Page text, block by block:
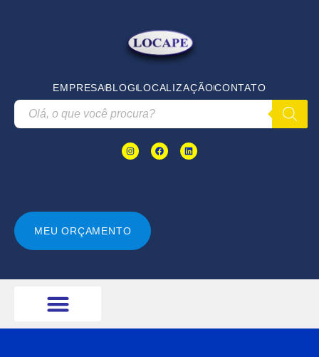
EMPRESABLOGLOCALIZAÇÃOCONTATO
MEU ORÇAMENTO